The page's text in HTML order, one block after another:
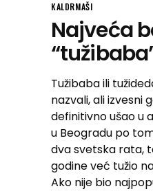
KALDRMAŠI
Najveća
Tužibaba ili
nazvali, ali izvesni
definitivno ušao u
u Beogradu po
dva svetska rata,
godine već tužio
Ako nije bio